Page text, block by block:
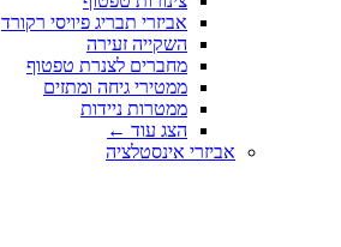
אביזרי תבריג פיויסי רקורד
השקייה זעירה
מחברים לצנרת טפטוף
ממטירי גיחה ומתזים
ממטרות ניידות
הצג עוד ←
אביזרי אינסטלציה